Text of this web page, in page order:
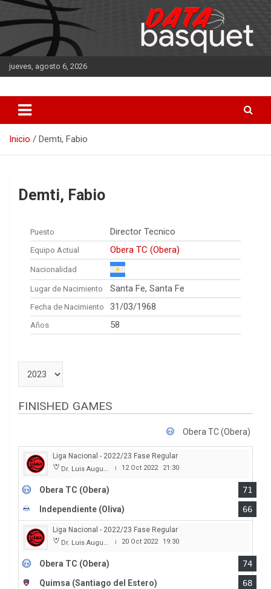
Saltar
al
contenido
jueves, agosto 6, 2026
DATA Basquet
Inicio Demti, Fabio
Demti, Fabio
Puesto Director Tecnico
Equipo Actual Obera TC (Obera)
Nacionalidad
Lugar de Nacimiento Santa Fe, Santa Fe
Fecha de Nacimiento 31/03/1968
Años 58
FINISHED GAMES
Obera TC (Obera)
Liga Nacional - 2022/23 Fase Regular
Dr. Luis Augusto Derna | 12 Oct 2022 21:30
Obera TC (Obera)
71
Independiente (Oliva)
66
Liga Nacional - 2022/23 Fase Regular
Dr. Luis Augusto Derna | 20 Oct 2022 19:30
Obera TC (Obera)
74
Quimsa (Santiago del Estero)
68